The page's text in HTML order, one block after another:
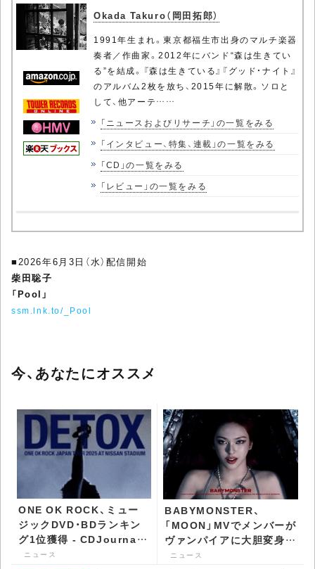
Okada Takuro（岡田拓郎）
1991年生まれ。東京都福生市出身のマルチ楽器
奏者／作曲家。2012年にバンド“森は生きてい
る”を結成。『森は生きている』『グッド・ナイト』
のアルバム2枚を放ち、2015年に解散。ソロと
して、他アーテ……
「ニュースおよびリサーチ」の一覧をみる
「インタビュー、特集、連載」の一覧をみる
「CD」の一覧をみる
「レビュー」の一覧をみる
■2026年6月3日（水）配信開始
柴田聡子
「Pool」
ssm.lnk.to/_Pool
今、あなたにオススメ
ONE OK ROCK、ミュー
ジックDVD・BDランキン
グ1位獲得 - CDJournal
ニュース
ニュース
BABYMONSTER、
「MOON」MVでメンバーが
ヴァンパイアに大胆変身
グローバルファンが爆発的
ニュース